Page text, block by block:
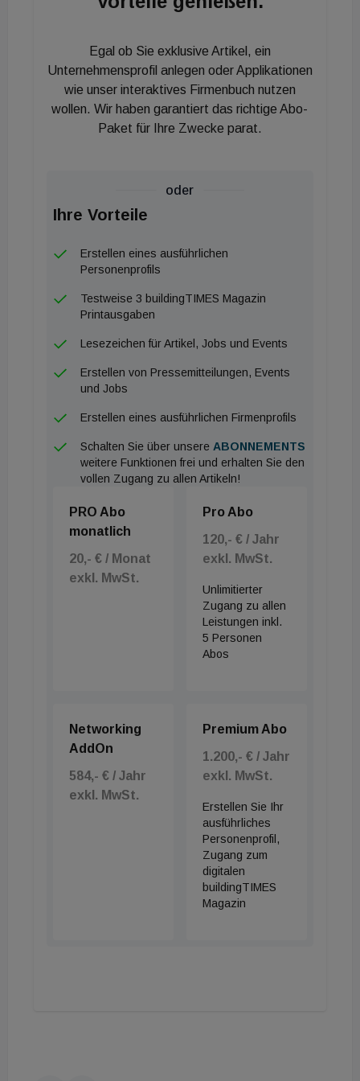
stärker auf ihre Kernaufgaben konzentrieren
DACH-Süd.
Das Umsetzungsprojekt wurde aus Mitteln des
österreichischen Bundesministeriums für
Programms Logistikförderung der Schig mbH
gefördert.
Egal ob Sie exklusive Artikel, ein
Unternehmensprofil anlegen oder Applikationen
wie unser interaktives Firmenbuch nutzen
wollen. Wir haben garantiert das richtige Abo-
Paket für Ihre Zwecke parat.
oder
Ihre Vorteile
Erstellen eines ausführlichen
Personenprofils
Testweise 3 buildingTIMES Magazin
Printausgaben
Lesezeichen für Artikel, Jobs und Events
Erstellen von Pressemitteilungen, Events
und Jobs
Erstellen eines ausführlichen Firmenprofils
Schalten Sie über unsere ABONNEMENTS
weitere Funktionen frei und erhalten Sie den
vollen Zugang zu allen Artikeln!
PRO Abo
monatlich
20,- € / Monat
exkl. MwSt.
Pro Abo
120,- € / Jahr
exkl. MwSt.
Unlimitierter
Zugang zu allen
Leistungen inkl.
5 Personen
Abos
Networking
AddOn
584,- € / Jahr
exkl. MwSt.
Premium Abo
1.200,- € / Jahr
exkl. MwSt.
Erstellen Sie Ihr
ausführliches
Personenprofil,
Zugang zum
digitalen
buildingTIMES
Magazin